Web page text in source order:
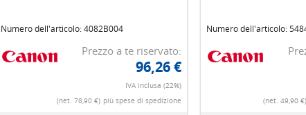
Numero dell'articolo: 4082B004
Prezzo a te riservato:
96,26 €
IVA inclusa (22%)
(net. 78,90 €) più spese di spedizione
Numero dell'articolo:
(net. 49,90 €)